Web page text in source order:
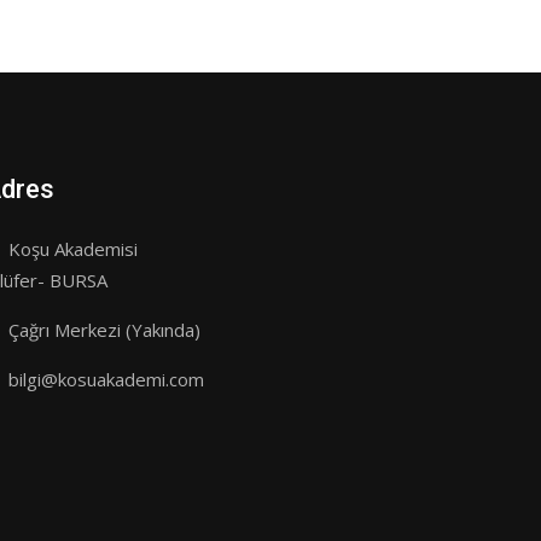
Koşu Akademisi
BURSA
Çağrı Merkezi (Yakında)
bilgi@kosuakademi.com